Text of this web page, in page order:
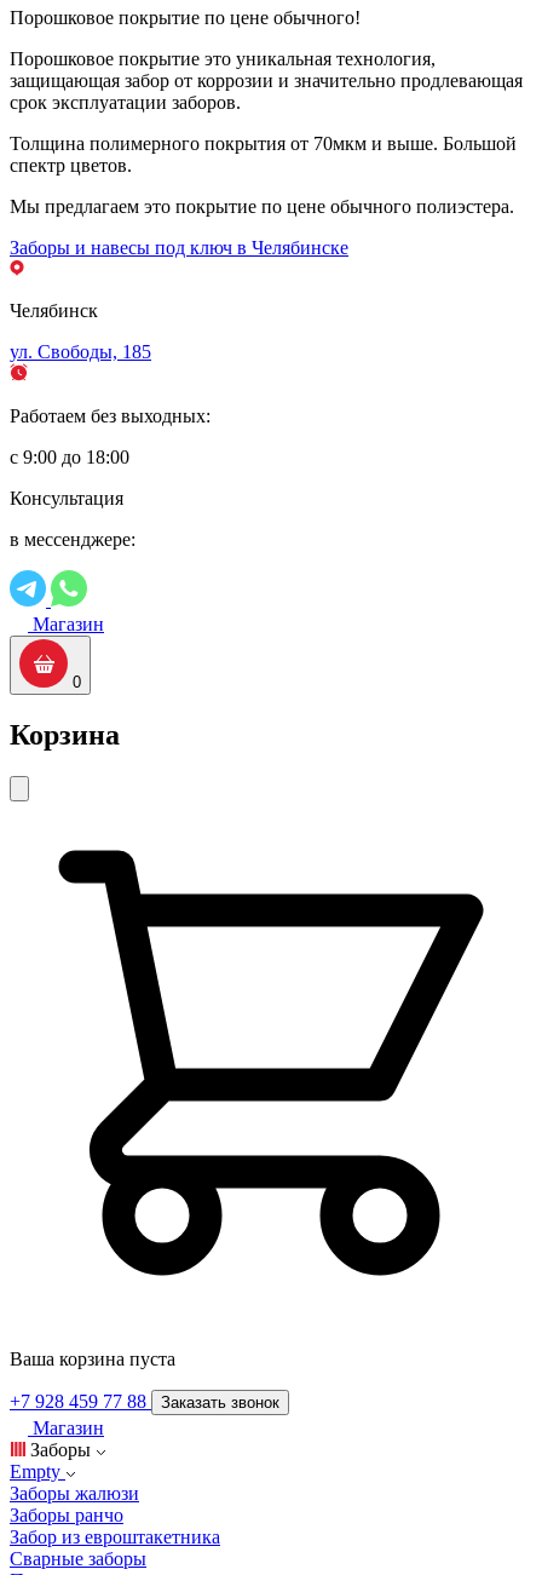
Порошковое покрытие по цене обычного!
Порошковое покрытие это уникальная технология,
защищающая забор от коррозии и значительно продлевающая
срок эксплуатации заборов.
Толщина полимерного покрытия от 70мкм и выше. Большой
спектр цветов.
Мы предлагаем это покрытие по цене обычного полиэстера.
Заборы и навесы под ключ в Челябинске
Челябинск
ул. Свободы, 185
Работаем без выходных:
с 9:00 до 18:00
Консультация
в мессенджере:
Магазин
0
Корзина
Ваша корзина пуста
+7 928 459 77 88 Заказать звонок
Магазин
Заборы
Empty
Заборы жалюзи
Заборы ранчо
Забор из евроштакетника
Сварные заборы